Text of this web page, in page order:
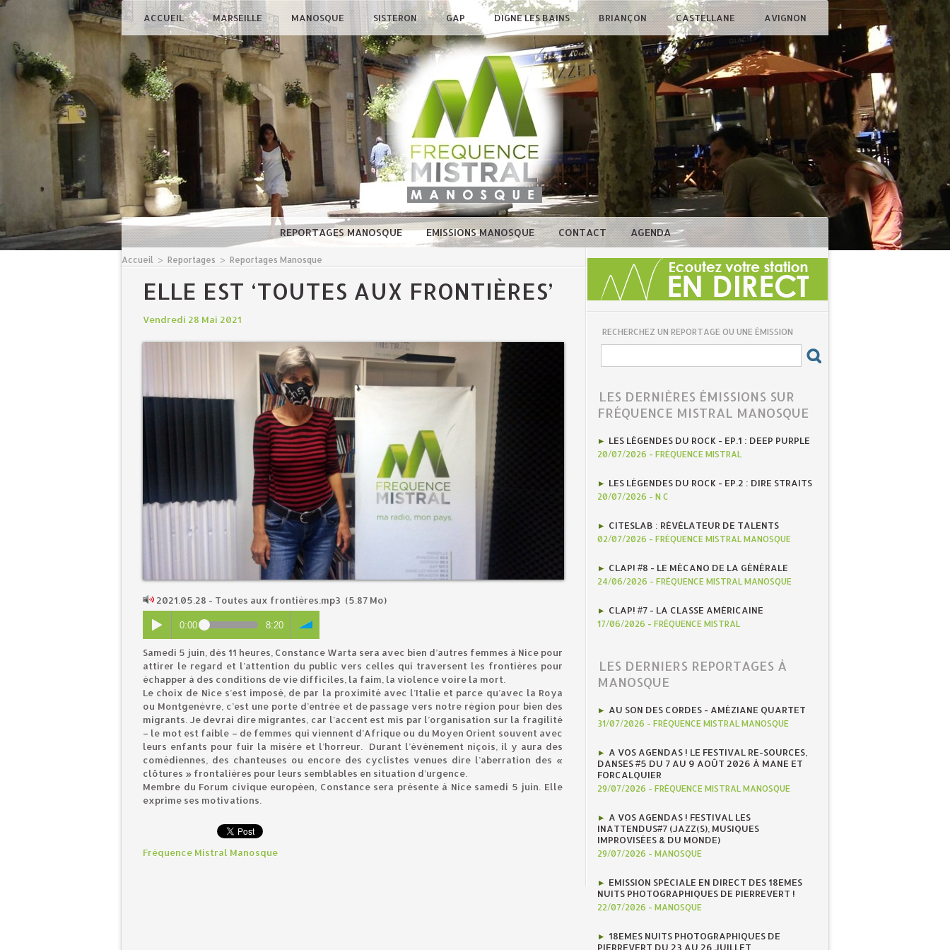
ACCUEIL MARSEILLE MANOSQUE SISTERON GAP DIGNE LES BAINS BRIANÇON CASTELLANE AVIGNON
REPORTAGES MANOSQUE EMISSIONS MANOSQUE CONTACT AGENDA
Accueil > Reportages > Reportages Manosque
​ELLE EST ‘TOUTES AUX FRONTIÈRES’
Vendredi 28 Mai 2021
2021.05.28 - Toutes aux frontières.mp3 (5.87 Mo)
0:00 8:20
Samedi 5 juin, dès 11 heures, Constance Warta sera avec bien d’autres femmes à Nice pour
attirer le regard et l’attention du public vers celles qui traversent les frontières pour
échapper à des conditions de vie difficiles, la faim, la violence voire la mort.
Le choix de Nice s’est imposé, de par la proximité avec l’Italie et parce qu’avec la Roya
ou Montgenèvre, c’est une porte d’entrée et de passage vers notre région pour bien des
migrants. Je devrai dire migrantes, car l’accent est mis par l’organisation sur la fragilité
– le mot est faible – de femmes qui viennent d’Afrique ou du Moyen Orient souvent avec
leurs enfants pour fuir la misère et l’horreur. Durant l’événement niçois, il y aura des
comédiennes, des chanteuses ou encore des cyclistes venues dire l’aberration des «
clôtures » frontalières pour leurs semblables en situation d’urgence.
Membre du Forum civique européen, Constance sera présente à Nice samedi 5 juin. Elle
exprime ses motivations.
Fréquence Mistral Manosque
RECHERCHEZ UN REPORTAGE OU UNE ÉMISSION
LES DERNIÈRES ÉMISSIONS SUR
FRÉQUENCE MISTRAL MANOSQUE
LES LÉGENDES DU ROCK - EP.1 : DEEP PURPLE
20/07/2026 - FRÉQUENCE MISTRAL
LES LÉGENDES DU ROCK - EP.2 : DIRE STRAITS
20/07/2026 - N C
CITESLAB : RÉVÉLATEUR DE TALENTS
02/07/2026 - FRÉQUENCE MISTRAL MANOSQUE
CLAP! #8 - LE MÉCANO DE LA GÉNÉRALE
24/06/2026 - FRÉQUENCE MISTRAL MANOSQUE
CLAP! #7 - LA CLASSE AMÉRICAINE
17/06/2026 - FRÉQUENCE MISTRAL
LES DERNIERS REPORTAGES À
MANOSQUE
AU SON DES CORDES - AMÉZIANE QUARTET
31/07/2026 - FRÉQUENCE MISTRAL MANOSQUE
A VOS AGENDAS ! LE FESTIVAL RE-SOURCES,
DANSES #5 DU 7 AU 9 AOÛT 2026 À MANE ET
FORCALQUIER
29/07/2026 - FRÉQUENCE MISTRAL MANOSQUE
A VOS AGENDAS ! FESTIVAL LES
INATTENDUS#7 (JAZZ(S), MUSIQUES
IMPROVISÉES & DU MONDE)
29/07/2026 - MANOSQUE
EMISSION SPÉCIALE EN DIRECT DES 18EMES
NUITS PHOTOGRAPHIQUES DE PIERREVERT !
22/07/2026 - MANOSQUE
18EMES NUITS PHOTOGRAPHIQUES DE
PIERREVERT DU 23 AU 26 JUILLET